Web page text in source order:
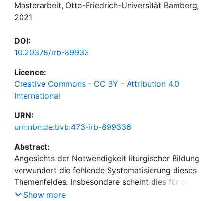
Masterarbeit, Otto-Friedrich-Universität Bamberg,
2021
DOI:
10.20378/irb-89933
Licence:
Creative Commons - CC BY - Attribution 4.0
International
URN:
urn:nbn:de:bvb:473-irb-899336
Abstract:
Angesichts der Notwendigkeit liturgischer Bildung
verwundert die fehlende Systematisierung dieses
Themenfeldes. Insbesondere scheint dies für die
religionspädagogische Wissenschaft zuzutreffen.
Show more